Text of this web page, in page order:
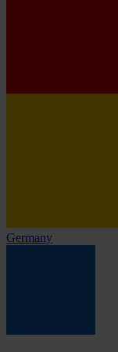
Germany